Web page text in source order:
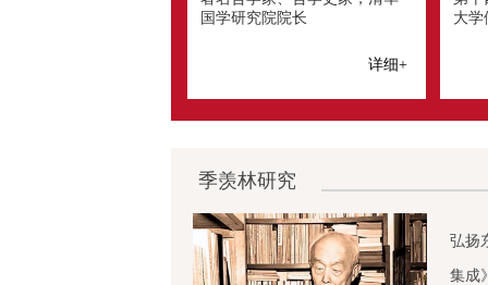
国学研究院院长
详细+
大学
季羡林研究
弘扬
集成